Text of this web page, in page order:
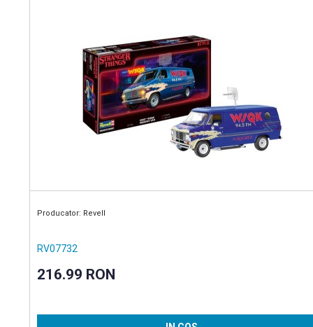
Producator: Revell
RV07732
216.99 RON